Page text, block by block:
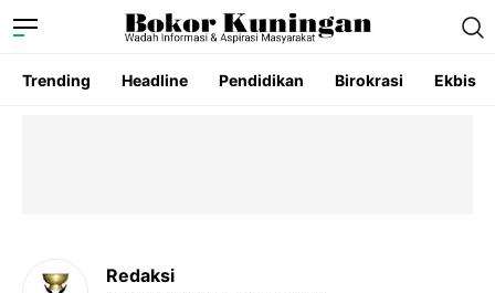
Trending Headline Pendidikan Birokrasi Ekbis
Redaksi